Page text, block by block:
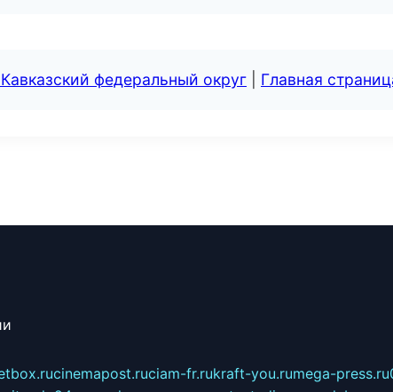
федеральный округ Главная
cinemapost.ruciam-fr.rukraft-you.rumega-press.ru